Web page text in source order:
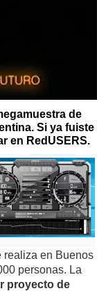
de
Si ya fuiste
en RedUSERS.
realiza en Buenos
personas. La
proyecto de